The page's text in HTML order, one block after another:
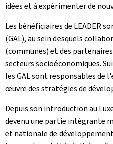
idées et à expérimenter de
Les bénéficiaires de LEADER
(GAL), au sein desquels
(communes) et des
secteurs socioéconomiques.
les GAL sont responsables de
œuvre des stratégies de
Depuis son introduction au
devenu une partie intégrante
et nationale de